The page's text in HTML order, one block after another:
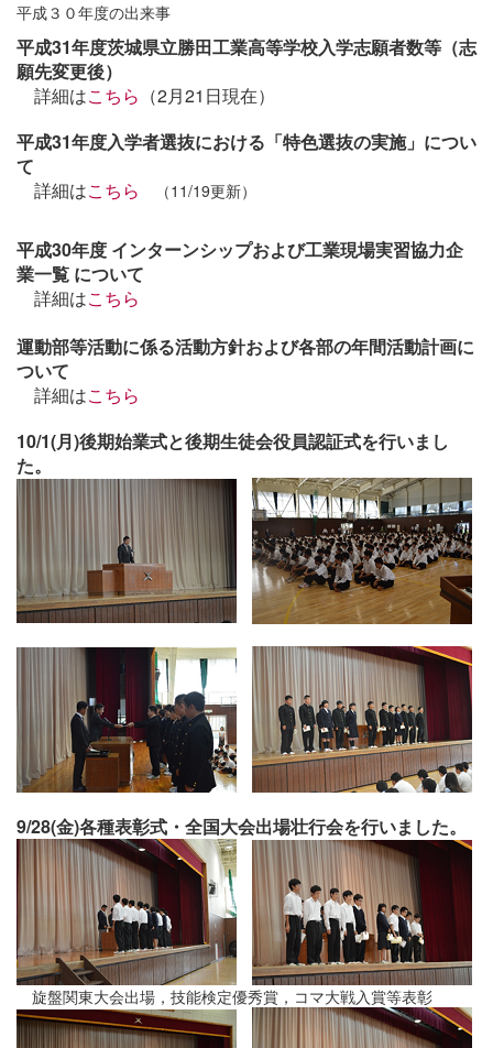
平成３０年度の出来事
平成31年度茨城県立勝田工業高等学校入学志願者数等（志
願先変更後）
詳細はこちら （2月21日現在）
平成31年度入学者選抜における「特色選抜の実施」につい
て
詳細はこちら （11/19更新）
平成30年度 インターンシップおよび工業現場実習協力企
業一覧 について
詳細はこちら
運動部等活動に係る活動方針および各部の年間活動計画に
ついて
詳細はこちら
10/1(月)後期始業式と後期生徒会役員認証式を行いまし
た。
9/28(金)各種表彰式・全国大会出場壮行会を行いました。
旋盤関東大会出場，技能検定優秀賞，コマ大戦入賞等表彰